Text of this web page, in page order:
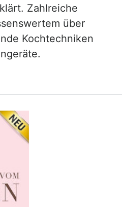
Zahlreiche
über
Kochtechniken